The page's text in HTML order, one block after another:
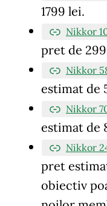
1799 lei.
Nikkor
pret de
Nikkor
estimat de
Nikkor
estimat de
Nikkor
pret
obiectiv